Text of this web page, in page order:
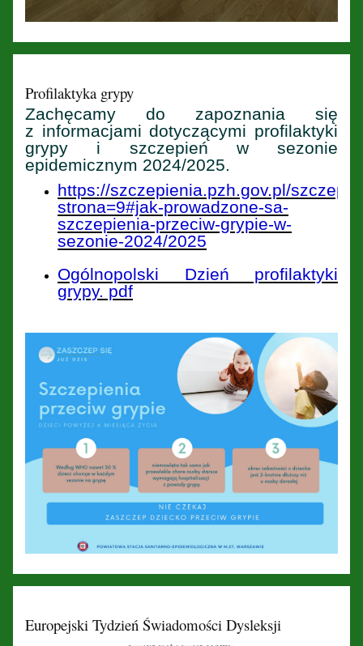
Profilaktyka grypy
Zachęcamy do zapoznania się
z informacjami dotyczącymi profilaktyki
grypy i szczepień w sezonie
epidemicznym 2024/2025.
https://szczepienia.pzh.gov.pl/
strona=9#jak-prowadzone-sa-
szczepienia-przeciw-grypie-w-
sezonie-2024/2025
Ogólnopolski Dzień profilaktyki
grypy. pdf
Europejski Tydzień Świadomości Dysleksji